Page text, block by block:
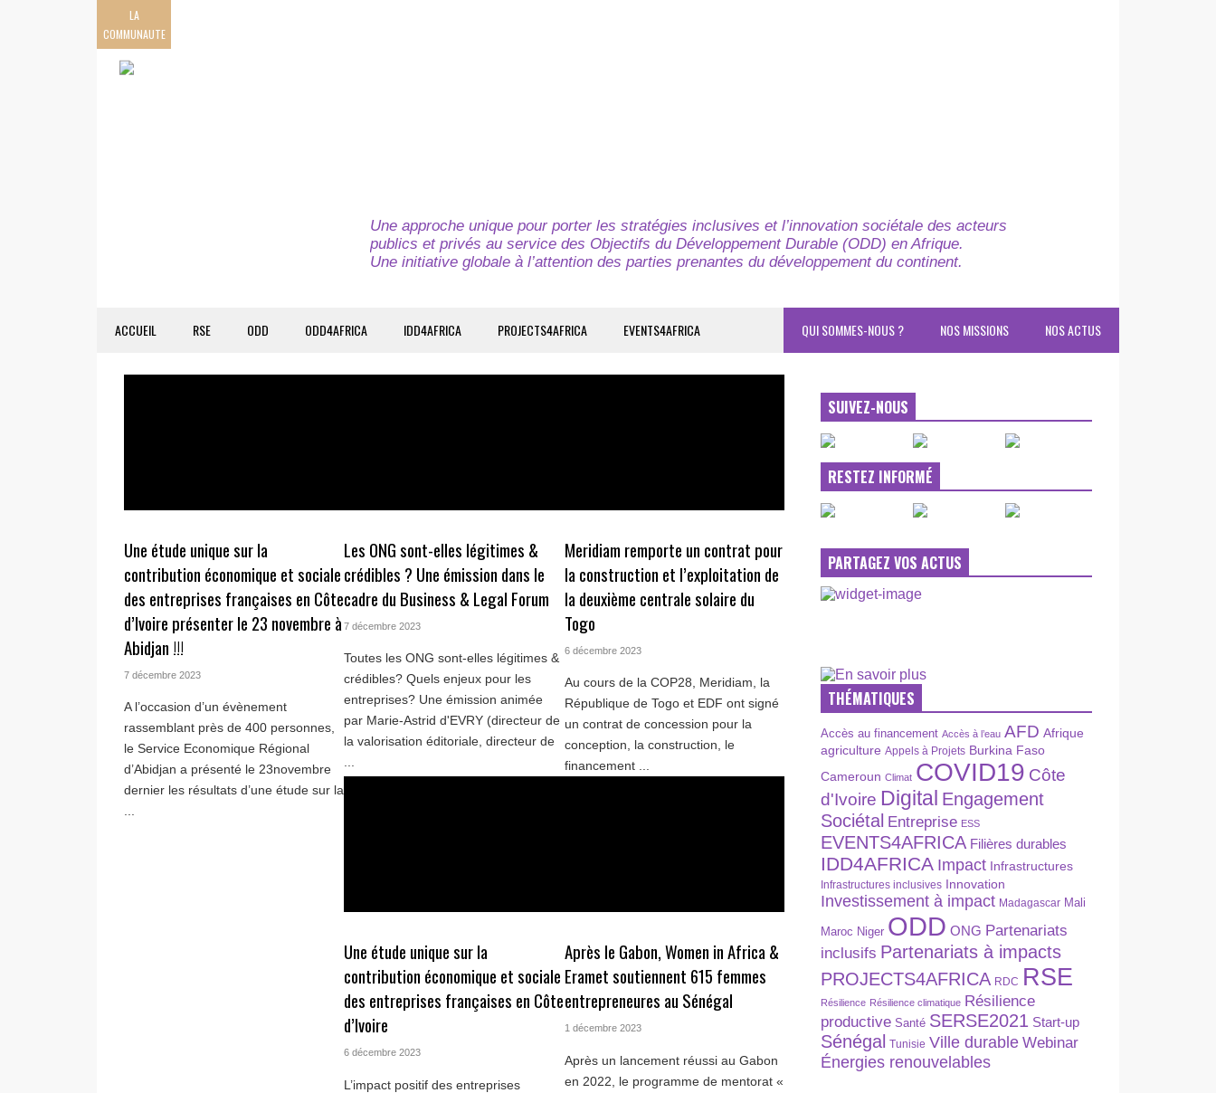
LA
COMMUNAUTE
Une approche unique pour porter les stratégies inclusives et l’innovation sociétale des acteurs
publics et privés au service des Objectifs du Développement Durable (ODD) en Afrique.
Une initiative globale à l’attention des parties prenantes du développement du continent.
ACCUEIL RSE ODD ODD4AFRICA IDD4AFRICA PROJECTS4AFRICA EVENTS4AFRICA NOS ACTUS
NOS MISSIONS
QUI SOMMES-NOUS ?
Une étude unique sur la
contribution économique et sociale
des entreprises françaises en Côte
d’Ivoire présenter le 23 novembre à
Abidjan !!!
7 décembre 2023
A l’occasion d’un évènement
rassemblant près de 400 personnes,
le Service Economique Régional
d’Abidjan a présenté le 23novembre
dernier les résultats d’une étude sur la
...
Les ONG sont-elles légitimes &
crédibles ? Une émission dans le
cadre du Business & Legal Forum
7 décembre 2023
Toutes les ONG sont-elles légitimes &
crédibles? Quels enjeux pour les
entreprises? Une émission animée
par Marie-Astrid d'EVRY (directeur de
la valorisation éditoriale, directeur de
...
Meridiam remporte un contrat pour
la construction et l’exploitation de
la deuxième centrale solaire du
Togo
6 décembre 2023
Au cours de la COP28, Meridiam, la
République de Togo et EDF ont signé
un contrat de concession pour la
conception, la construction, le
financement ...
Une étude unique sur la
contribution économique et sociale
des entreprises françaises en Côte
d’Ivoire
6 décembre 2023
L’impact positif des entreprises
Après le Gabon, Women in Africa &
Eramet soutiennent 615 femmes
entrepreneures au Sénégal
1 décembre 2023
Après un lancement réussi au Gabon
en 2022, le programme de mentorat «
SUIVEZ-NOUS
RESTEZ INFORMÉ
PARTAGEZ VOS ACTUS
THÉMATIQUES
Accès au financement Accès à l’eau AFD Afrique
agriculture Appels à Projets Burkina Faso
Cameroun Climat COVID19 Côte
d'Ivoire Digital Engagement
Sociétal Entreprise ESS
EVENTS4AFRICA Filières durables
IDD4AFRICA Impact Infrastructures
Infrastructures inclusives Innovation
Investissement à impact Madagascar Mali
Maroc Niger ODD ONG Partenariats
inclusifs Partenariats à impacts
PROJECTS4AFRICA RDC RSE
Résilience Résilience climatique Résilience
productive Santé SERSE2021 Start-up
Sénégal Tunisie Ville durable Webinar
Énergies renouvelables